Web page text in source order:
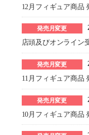
12月フィギュア商品
発売月変更
店頭及びオンライン
発売月変更
11月フィギュア商品
発売月変更
10月フィギュア商